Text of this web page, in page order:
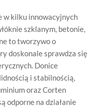
w kilku innowacyjnych
szklanym, betonie,
to tworzywo o
doskonale sprawdza się
Donice
i stabilnością,
oraz Corten
odporne na działanie